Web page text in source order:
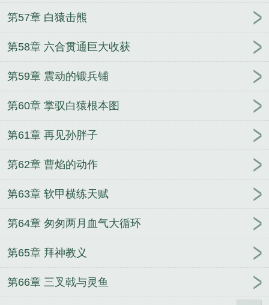
第57章 白猿击熊
第58章 六合贯通巨大收获
第59章 震动的锻兵铺
第60章 掌驭白猿根本图
第61章 再见孙胖子
第62章 曹焰的动作
第63章 软甲横练天赋
第64章 匆匆两月血气大循环
第65章 拜神教义
第66章 三叉戟与灵鱼